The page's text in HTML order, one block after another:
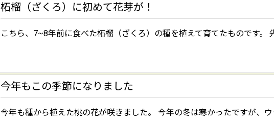
柘榴（ざくろ）に初めて花芽が！
こちら、7~8年前に食べた柘榴（ざくろ）の種を植えて育てたものです。
今年もこの季節になりました
今年も種から植えた桃の花が咲きました。 今年の冬は寒かったですが、